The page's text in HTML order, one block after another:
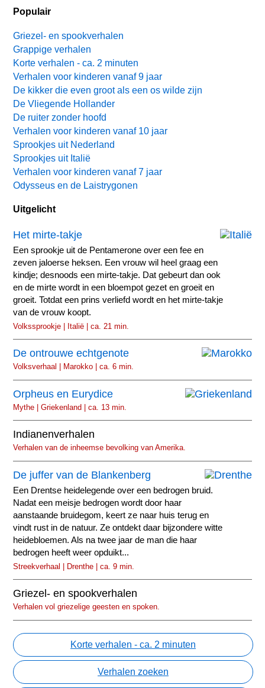
Populair
Griezel- en spookverhalen
Grappige verhalen
Korte verhalen - ca. 2 minuten
Verhalen voor kinderen vanaf 9 jaar
De kikker die even groot als een os wilde zijn
De Vliegende Hollander
De ruiter zonder hoofd
Verhalen voor kinderen vanaf 10 jaar
Sprookjes uit Nederland
Sprookjes uit Italië
Verhalen voor kinderen vanaf 7 jaar
Odysseus en de Laistrygonen
Uitgelicht
Het mirte-takje
Een sprookje uit de Pentamerone over een fee en
zeven jaloerse heksen. Een vrouw wil heel graag een
kindje; desnoods een mirte-takje. Dat gebeurt dan ook
en de mirte wordt in een bloempot gezet en groeit en
groeit. Totdat een prins verliefd wordt en het mirte-takje
van de vrouw koopt.
Volkssprookje | Italië | ca. 21 min.
De ontrouwe echtgenote
Volksverhaal | Marokko | ca. 6 min.
Orpheus en Eurydice
Mythe | Griekenland | ca. 13 min.
Indianenverhalen
Verhalen van de inheemse bevolking van Amerika.
De juffer van de Blankenberg
Een Drentse heidelegende over een bedrogen bruid.
Nadat een meisje bedrogen wordt door haar
aanstaande bruidegom, keert ze naar huis terug en
vindt rust in de natuur. Ze ontdekt daar bijzondere witte
heidebloemen. Als na twee jaar de man die haar
bedrogen heeft weer opduikt...
Streekverhaal | Drenthe | ca. 9 min.
Griezel- en spookverhalen
Verhalen vol griezelige geesten en spoken.
Korte verhalen - ca. 2 minuten
Verhalen zoeken